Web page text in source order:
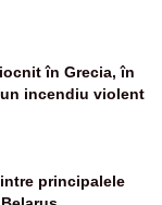
în Grecia, în
incendiu violent
principalele